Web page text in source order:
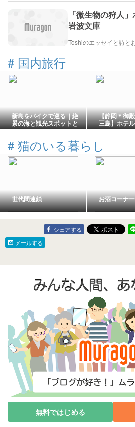
「微生物の狩人
岩波文庫
# 国内旅行
新島をバイクで巡る｜絶
景の海と観光スポットと
高かったガソリン代
【静岡＊御
三島】ホテ
# 猫のいる暮らし
世代間連鎖 お酒コーナ
シェアする
メールする
無料ではじめる